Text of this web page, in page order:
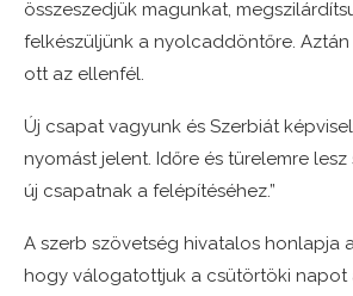
összeszedjük magunkat,
felkészüljünk a nyolcaddöntőre. Aztán
ott az ellenfél.
Új csapat vagyunk és Szerbiát
nyomást jelent. Időre és türelemre
új csapatnak a felépítéséhez.”
A szerb szövetség hivatalos honlapja
hogy válogatottjuk a csütörtöki napot